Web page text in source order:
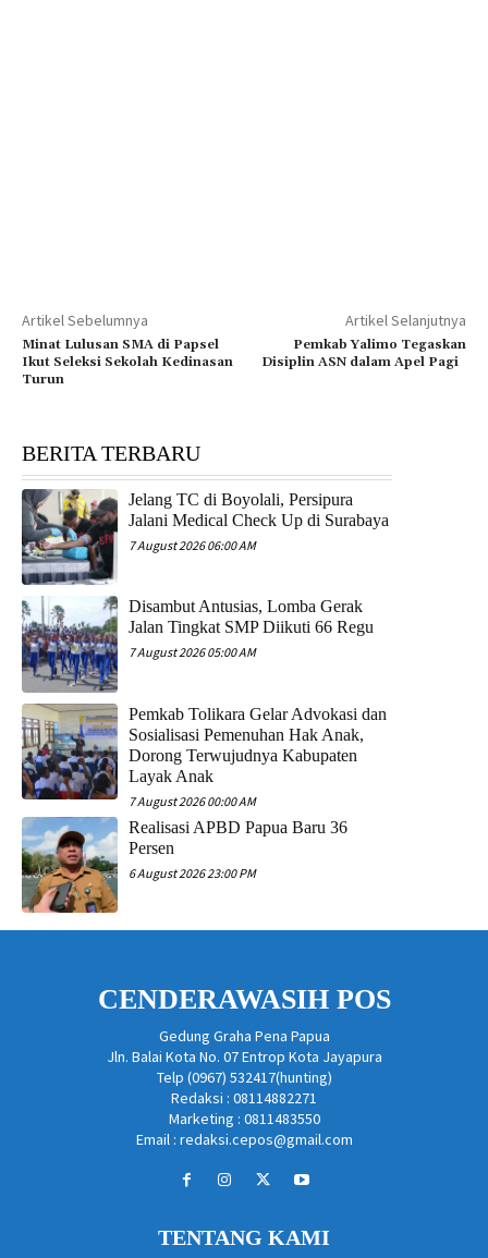
Artikel Sebelumnya
Minat Lulusan SMA di Papsel
Ikut Seleksi Sekolah Kedinasan
Turun
Artikel Selanjutnya
Pemkab Yalimo Tegaskan
Disiplin ASN dalam Apel Pagi
BERITA TERBARU
Jelang TC di Boyolali, Persipura
Jalani Medical Check Up di Surabaya
7 August 2026 06:00 AM
Disambut Antusias, Lomba Gerak
Jalan Tingkat SMP Diikuti 66 Regu
7 August 2026 05:00 AM
Pemkab Tolikara Gelar Advokasi dan
Sosialisasi Pemenuhan Hak Anak,
Dorong Terwujudnya Kabupaten
Layak Anak
7 August 2026 00:00 AM
Realisasi APBD Papua Baru 36
Persen
6 August 2026 23:00 PM
CENDERAWASIH POS
Gedung Graha Pena Papua
Jln. Balai Kota No. 07 Entrop Kota Jayapura
Telp (0967) 532417(hunting)
Redaksi : 08114882271
Marketing : 0811483550
Email : redaksi.cepos@gmail.com
TENTANG KAMI